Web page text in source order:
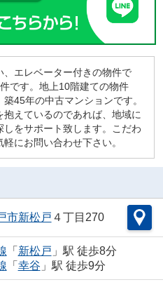
エレベーター付きの物件で
です。地上10階建ての物件
45年の中古マンションです。
えているのであれば、地域に
をサポート致します。こだわ
にお問い合わせ下さい。
市新松戸 ４丁目270
「 新松戸 」駅 徒歩8分
「 幸谷 」駅 徒歩9分